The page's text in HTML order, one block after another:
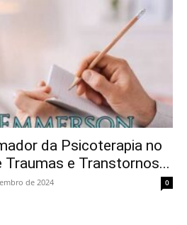
da Psicoterapia no
e Transtornos...
de 2024 0